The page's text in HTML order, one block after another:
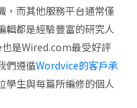
，而其他服務平台通常僅
輯都是經驗豐富的研究人
是Wired.com最受好評
們遵循Wordvice的客戶承
學生與每篇所編修的個人